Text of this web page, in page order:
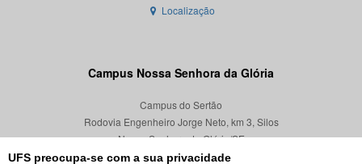
UFS preocupa-se com a sua privacidade
Localização
Campus Nossa Senhora da Glória
Campus do Sertão
Rodovia Engenheiro Jorge Neto, km 3, Silos
Nossa Senhora da Glória/SE
CEP 49680-000